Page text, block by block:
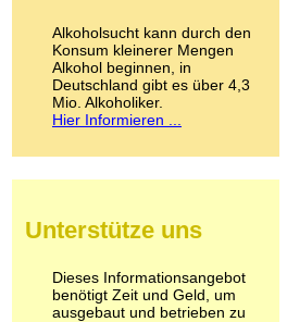
LSD
Marihuana
Medikamente
Meskalin
Metamphetamin
Methadon
Pilze
Psychopharmaka
Schlafmittel
Schmerzmittel
Alkoholsucht kann durch den
Konsum kleinerer Mengen
Alkohol beginnen, in
Deutschland gibt es über 4,3
Mio. Alkoholiker.
Hier Informieren ...
Unterstütze uns
Dieses Informationsangebot
benötigt Zeit und Geld, um
ausgebaut und betrieben zu